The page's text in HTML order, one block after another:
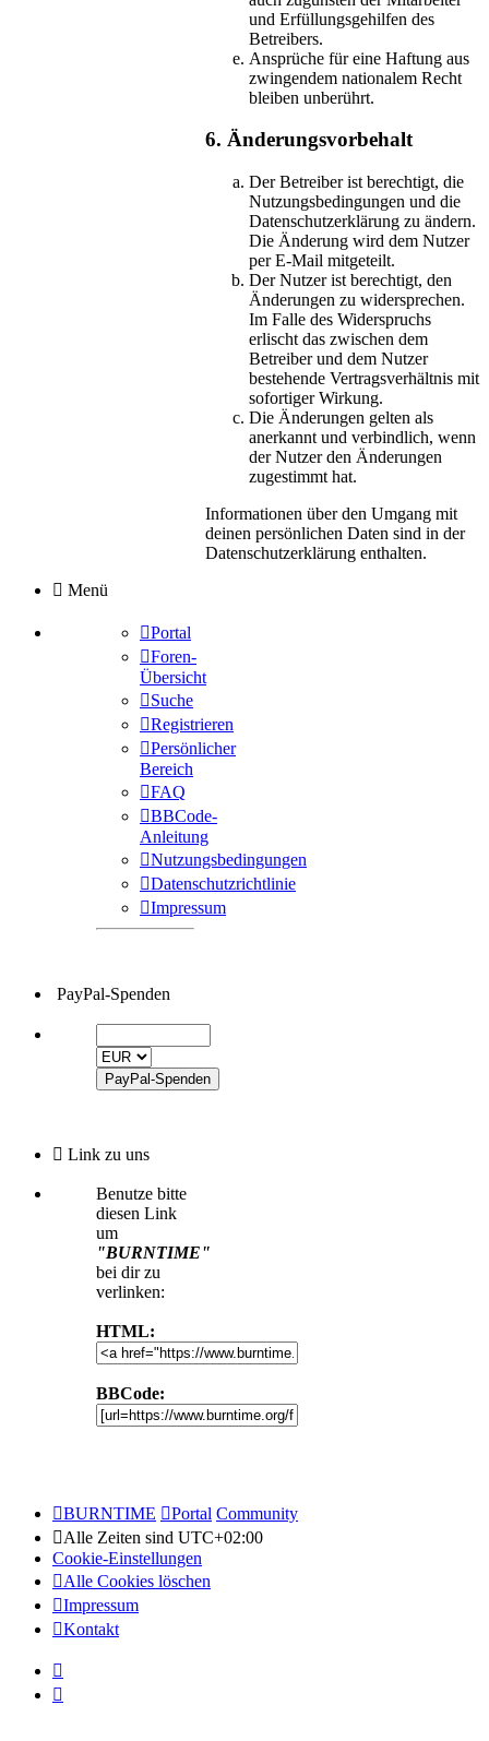
und Erfüllungsgehilfen des
Betreibers.
Ansprüche für eine Haftung aus
zwingendem nationalem Recht
bleiben unberührt.
6. Änderungsvorbehalt
Der Betreiber ist berechtigt, die
Nutzungsbedingungen und die
Datenschutzerklärung zu ändern.
Die Änderung wird dem Nutzer
per E-Mail mitgeteilt.
Der Nutzer ist berechtigt, den
Änderungen zu widersprechen.
Im Falle des Widerspruchs
erlischt das zwischen dem
Betreiber und dem Nutzer
bestehende Vertragsverhältnis mit
sofortiger Wirkung.
Die Änderungen gelten als
anerkannt und verbindlich, wenn
der Nutzer den Änderungen
zugestimmt hat.
Informationen über den Umgang mit
deinen persönlichen Daten sind in der
Datenschutzerklärung enthalten.
Menü
Portal
Foren-
Übersicht
Suche
Registrieren
Persönlicher
Bereich
FAQ
BBCode-
Anleitung
Nutzungsbedingungen
Datenschutzrichtlinie
Impressum
PayPal-Spenden
Link zu uns
Benutze bitte
diesen Link
um
"BURNTIME"
bei dir zu
verlinken:
HTML:
BBCode:
BURNTIME Portal Community
Alle Zeiten sind UTC+02:00
Cookie-Einstellungen
Alle Cookies löschen
Impressum
Kontakt